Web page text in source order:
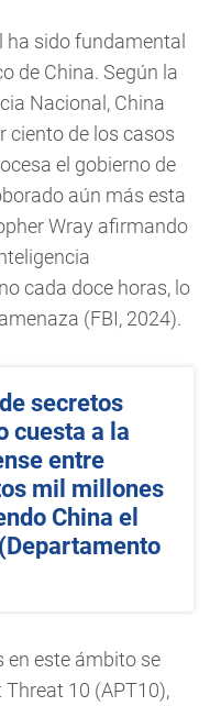
ha sido fundamental
de China. Según la
Nacional, China
ciento de los casos
el gobierno de
aún más esta
Wray afirmando
cada doce horas, lo
(FBI, 2024).
secretos
cuesta a la
entre
mil millones
China el
en este ámbito se
10 (APT10),